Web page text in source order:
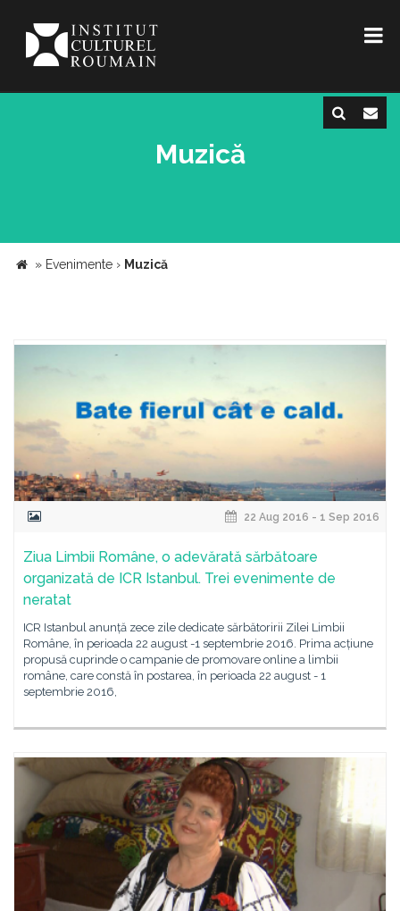
Muzică
» Evenimente › Muzică
22 Aug 2016 - 1 Sep 2016
Ziua Limbii Române, o adevărată sărbătoare
organizată de ICR Istanbul. Trei evenimente de
neratat
ICR Istanbul anunță zece zile dedicate sărbătoririi Zilei Limbii
Române, în perioada 22 august -1 septembrie 2016. Prima acțiune
propusă cuprinde o campanie de promovare online a limbii
române, care constă în postarea, în perioada 22 august - 1
septembrie 2016,